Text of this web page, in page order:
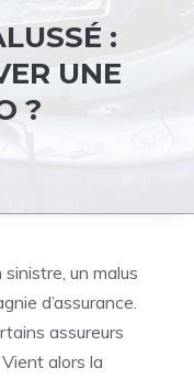
:
UNE
?
un malus
d’assurance.
assureurs
alors la